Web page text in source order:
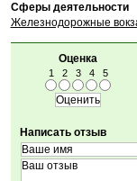
Сферы деятельности
Железнодорожные
Оценка
1 2 3 4 5
Написать отзыв